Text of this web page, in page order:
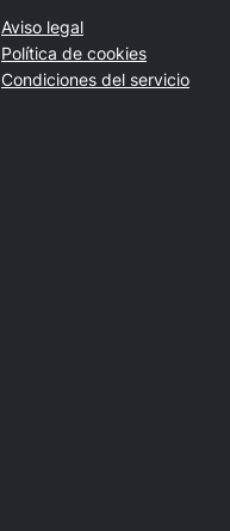
Aviso legal
Política de cookies
Condiciones del servicio